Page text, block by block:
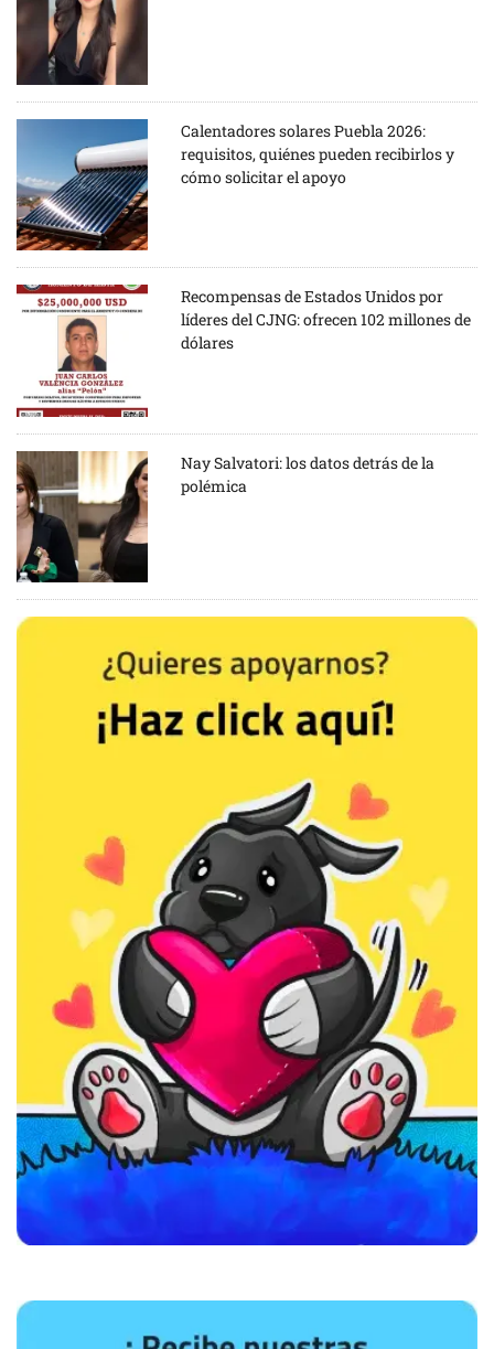
Calentadores solares Puebla 2026:
requisitos, quiénes pueden recibirlos y
cómo solicitar el apoyo
Recompensas de Estados Unidos por
líderes del CJNG: ofrecen 102 millones de
dólares
Nay Salvatori: los datos detrás de la
polémica